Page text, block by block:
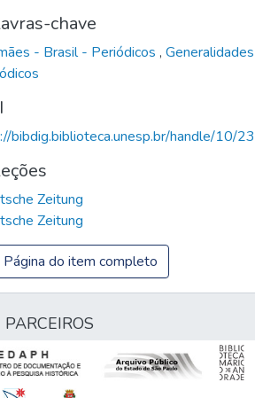
chave
- Brasil - Periódicos ,
bibdig.biblioteca.unesp.br/handle/10/
Zeitung
Zeitung
Página do item completo
PARCEIROS